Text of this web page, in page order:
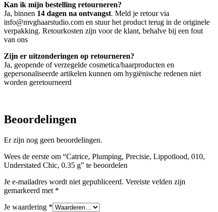
Kan ik mijn bestelling retourneren?
Ja, binnen 14 dagen na ontvangst. Meld je retour via
info@mvghaarstudio.com en stuur het product terug in de originele
verpakking. Retourkosten zijn voor de klant, behalve bij een fout
van ons
Zijn er uitzonderingen op retourneren?
Ja, geopende of verzegelde cosmetica/haarproducten en
gepersonaliseerde artikelen kunnen om hygiënische redenen niet
worden geretourneerd
Beoordelingen
Er zijn nog geen beoordelingen.
Wees de eerste om “Catrice, Plumping, Precisie, Lippotlood, 010,
Understated Chic, 0.35 g” te beoordelen
Je e-mailadres wordt niet gepubliceerd. Vereiste velden zijn
gemarkeerd met *
Je waardering *